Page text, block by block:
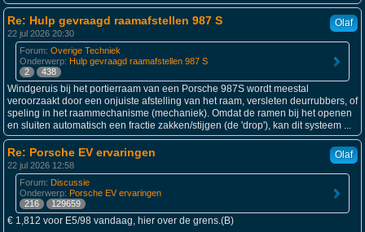
Olaf
Re: Hulp gevraagd raamafstellen 987 S
22 jul 2026 20:30
Forum: Overige Techniek
Onderwerp: Hulp gevraagd raamafstellen 987 S
2
438
Windgeruis bij het portierraam van een Porsche 987S wordt meestal
veroorzaakt door een onjuiste afstelling van het raam, versleten deurrubbers, of
speling in het raammechanisme (mechaniek). Omdat de ramen bij het openen
en sluiten automatisch een fractie zakken/stijgen (de 'drop'), kan dit systeem ...
Olaf
Re: Porsche EV ervaringen
22 jul 2026 12:58
Forum: Discussie
Onderwerp: Porsche EV ervaringen
216
129659
€ 1,812 voor E5/98 vandaag, hier over de grens.(B)